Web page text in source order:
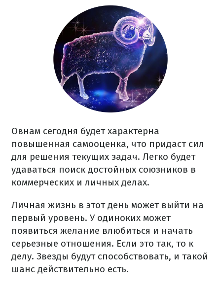
Овнам сегодня будет характерна
повышенная самооценка, что придаст сил
для решения текущих задач. Легко будет
удаваться поиск достойных союзников в
коммерческих и личных делах.
Личная жизнь в этот день может выйти на
первый уровень. У одиноких может
появиться желание влюбиться и начать
серьезные отношения. Если это так, то к
делу. Звезды будут способствовать, и такой
шанс действительно есть.